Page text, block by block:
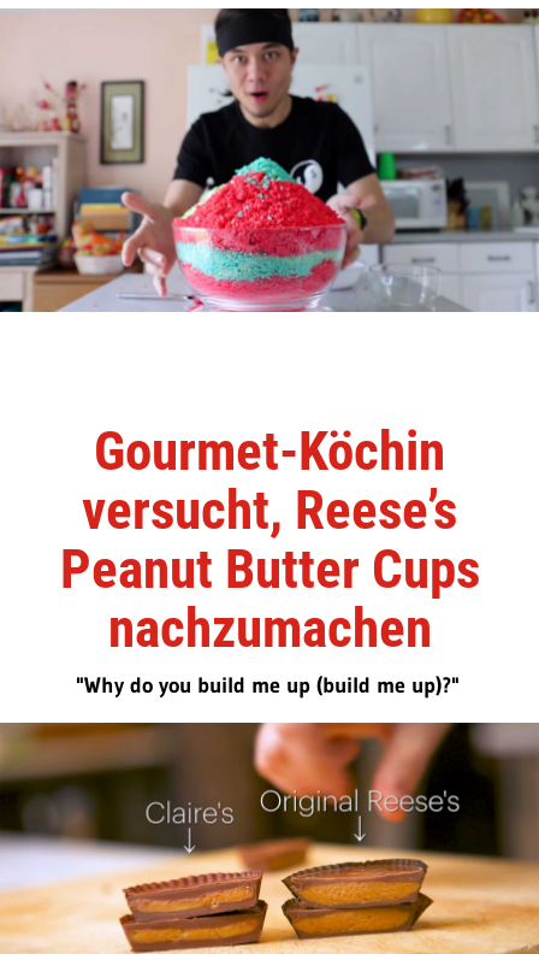
Gourmet-Köchin
versucht, Reese’s
Peanut Butter Cups
nachzumachen
"Why do you build me up (build me up)?"